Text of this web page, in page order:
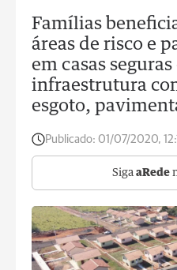
Famílias
áreas de risco e
em casas
infraestrutura
esgoto,
Publicado: 01/07/2020,
Siga aRede